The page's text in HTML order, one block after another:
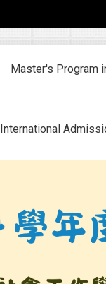
Master's Program
International